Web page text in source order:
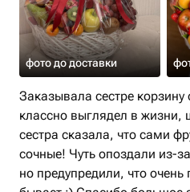
фото до доставки
Заказывала сестре
классно выглядел в
сестра сказала, что сами
сочные! Чуть опоздали из-
но предупредили, что